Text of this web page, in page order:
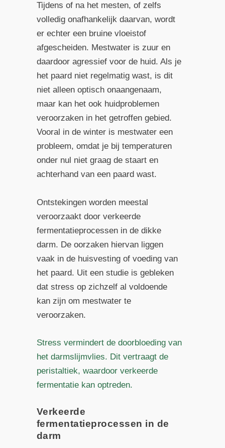
Tijdens of na het mesten, of zelfs
volledig onafhankelijk daarvan, wordt
er echter een bruine vloeistof
afgescheiden. Mestwater is zuur en
daardoor agressief voor de huid. Als je
het paard niet regelmatig wast, is dit
niet alleen optisch onaangenaam,
maar kan het ook huidproblemen
veroorzaken in het getroffen gebied.
Vooral in de winter is mestwater een
probleem, omdat je bij temperaturen
onder nul niet graag de staart en
achterhand van een paard wast.
Ontstekingen worden meestal
veroorzaakt door verkeerde
fermentatieprocessen in de dikke
darm. De oorzaken hiervan liggen
vaak in de huisvesting of voeding van
het paard. Uit een studie is gebleken
dat stress op zichzelf al voldoende
kan zijn om mestwater te
veroorzaken.
Stress vermindert de doorbloeding van
het darmslijmvlies. Dit vertraagt de
peristaltiek, waardoor verkeerde
fermentatie kan optreden.
Verkeerde
fermentatieprocessen in de
darm